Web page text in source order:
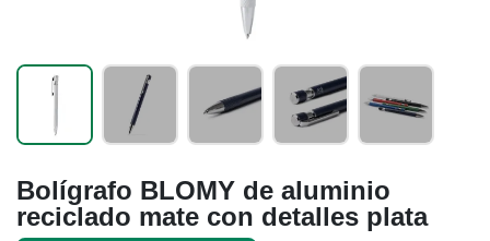
Bolígrafo BLOMY de aluminio
reciclado mate con detalles plata